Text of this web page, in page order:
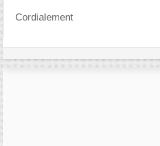
Cordialement